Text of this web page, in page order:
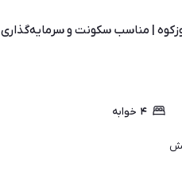
| مناسب سکونت و سرمایه‌گذاری
۴ خوابه